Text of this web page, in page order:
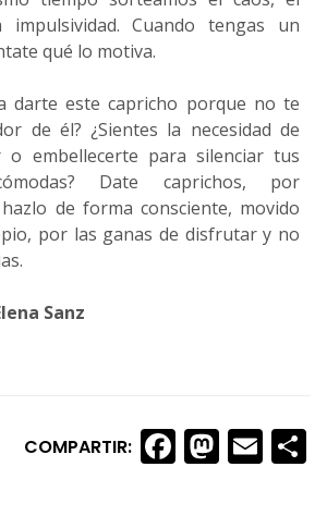
Cuando tengas un
qué lo motiva.
darte este capricho porque no te
de él? ¿Sientes la necesidad de
o embellecerte para silenciar tus
Date caprichos, por
de forma consciente, movido
por las ganas de disfrutar y no
Sanz
COMPARTIR: